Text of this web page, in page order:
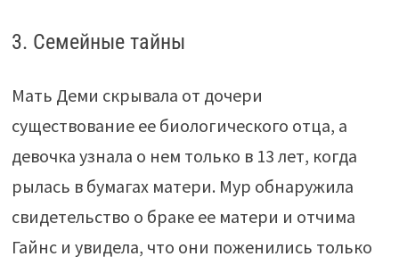
3. Семейные тайны
Мать Деми скрывала от дочери
существование ее биологического отца, а
девочка узнала о нем только в 13 лет, когда
рылась в бумагах матери. Мур обнаружила
свидетельство о браке ее матери и отчима
Гайнс и увидела, что они поженились только